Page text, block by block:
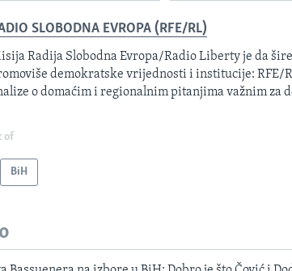
SLOBODNA EVROPA (RFE/RL)
Radija Slobodna Evropa/Radio Liberty je da
demokratske vrijednosti i institucije: RFE/
o domaćim i regionalnim pitanjima važnim za
of
BiH